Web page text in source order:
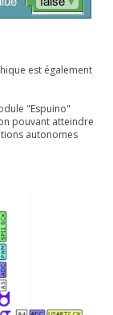
est également
"Espuino"
pouvant atteindre
autonomes